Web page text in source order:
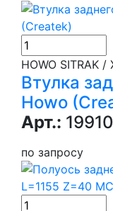
HOWO SITRAK
Втулка
Howo
Арт.:
по запросу